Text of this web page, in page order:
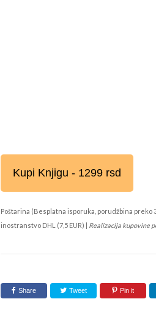
Kupi Knjigu - 1299 rsd
Poštarina (Besplatna isporuka, porudžbina preko
inostranstvo DHL (7,5 EUR) | Realizacija kupovine
Share Tweet Pin it